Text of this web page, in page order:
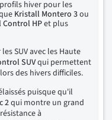
hiver pour les
Kristall Montero 3ou
Control HPet plus
SUV avec les Haute
SUVqui permettent
des hivers difficiles.
puisque qu'il
2qui montre un grand
à